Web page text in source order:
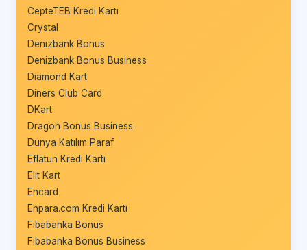
CepteTEB Kredi Kartı
Crystal
Denizbank Bonus
Denizbank Bonus Business
Diamond Kart
Diners Club Card
DKart
Dragon Bonus Business
Dünya Katılım Paraf
Eflatun Kredi Kartı
Elit Kart
Encard
Enpara.com Kredi Kartı
Fibabanka Bonus
Fibabanka Bonus Business